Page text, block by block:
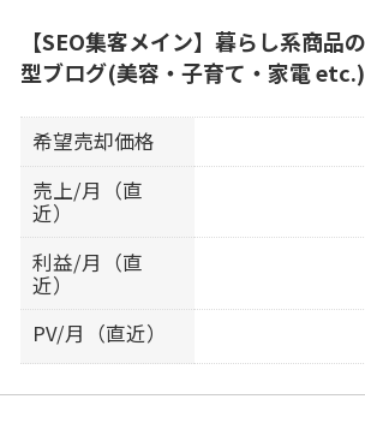
【SEO集客メイン】暮らし系商品
型ブログ(美容・子育て・家電 etc.)
希望売却価格
売上/月（直
近）
利益/月（直
近）
PV/月（直近）